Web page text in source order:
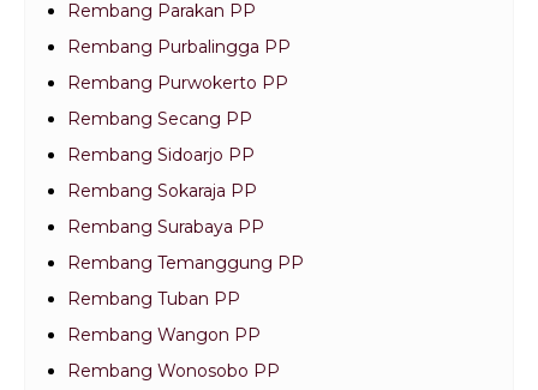
Rembang Parakan PP
Rembang Purbalingga PP
Rembang Purwokerto PP
Rembang Secang PP
Rembang Sidoarjo PP
Rembang Sokaraja PP
Rembang Surabaya PP
Rembang Temanggung PP
Rembang Tuban PP
Rembang Wangon PP
Rembang Wonosobo PP